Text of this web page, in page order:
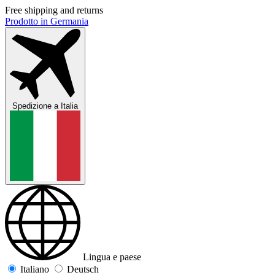
Free shipping and returns
Prodotto in Germania
Spedizione aItalia
Lingua e paese
Italiano
Deutsch